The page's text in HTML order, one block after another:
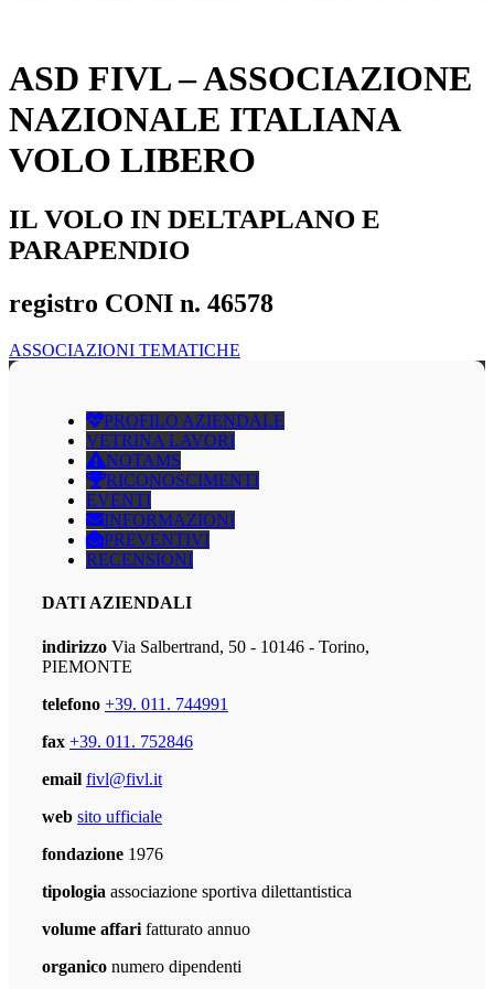
ASD FIVL – ASSOCIAZIONE
NAZIONALE ITALIANA
VOLO LIBERO
IL VOLO IN DELTAPLANO E
PARAPENDIO
registro CONI n. 46578
ASSOCIAZIONI TEMATICHE
PROFILO AZIENDALE
VETRINA LAVORI
NOTAMS
RICONOSCIMENTI
EVENTI
INFORMAZIONI
PREVENTIVI
RECENSIONI
DATI AZIENDALI
indirizzo Via Salbertrand, 50 - 10146 - Torino,
PIEMONTE
telefono +39. 011. 744991
fax +39. 011. 752846
email fivl@fivl.it
web sito ufficiale
fondazione 1976
tipologia associazione sportiva dilettantistica
volume affari fatturato annuo
organico numero dipendenti